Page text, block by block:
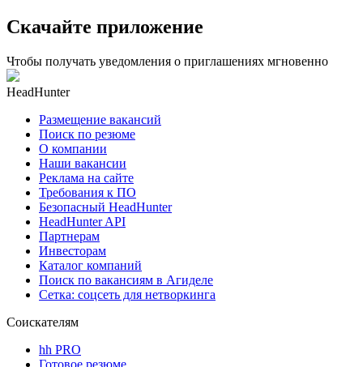
Скачайте приложение
Чтобы получать уведомления о приглашениях мгновенно
HeadHunter
Размещение вакансий
Поиск по резюме
О компании
Наши вакансии
Реклама на сайте
Требования к ПО
Безопасный HeadHunter
HeadHunter API
Партнерам
Инвесторам
Каталог компаний
Поиск по вакансиям в Агиделе
Сетка: соцсеть для нетворкинга
Соискателям
hh PRO
Готовое резюме